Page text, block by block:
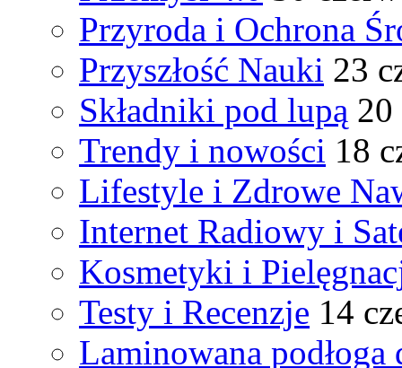
Przyroda i Ochrona
Przyszłość Nauki 23
Składniki pod lupą 20
Trendy i nowości 18
Lifestyle i Zdrowe
Internet Radiowy i
Kosmetyki i
Testy i Recenzje 14
Laminowana